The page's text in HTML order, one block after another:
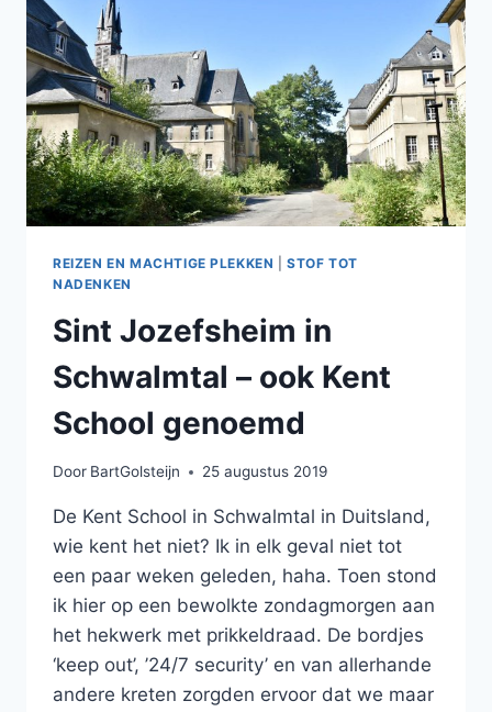
REIZEN EN MACHTIGE PLEKKEN |STOF TOT
NADENKEN
Sint Jozefsheim in
Schwalmtal – ook Kent
School genoemd
Door BartGolsteijn 25 augustus 2019
De Kent School in Schwalmtal in Duitsland,
wie kent het niet? Ik in elk geval niet tot
een paar weken geleden, haha. Toen stond
ik hier op een bewolkte zondagmorgen aan
het hekwerk met prikkeldraad. De bordjes
‘keep out’, ’24/7 security’ en van allerhande
andere kreten zorgden ervoor dat we maar